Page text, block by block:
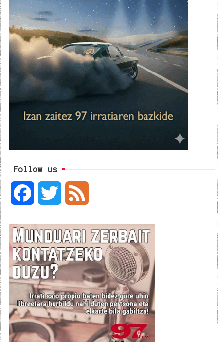
Follow us
c
e
b
o
o
i
t
t
e
e
d